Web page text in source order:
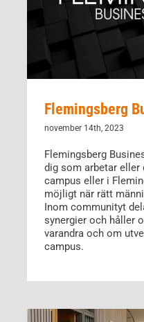
Flemingsberg
november 14th, 2023
Flemingsberg
dig som arbetar eller
campus eller i
möjligt när rätt
Inom communityt
synergier och håller
varandra och om
campus.